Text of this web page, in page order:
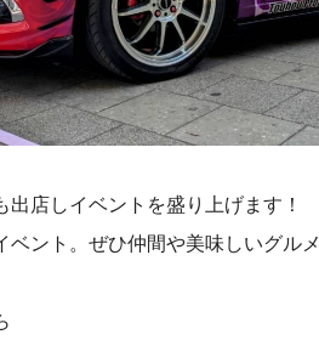
出店しイベントを盛り上げます！
ベント。ぜひ仲間や美味しいグル